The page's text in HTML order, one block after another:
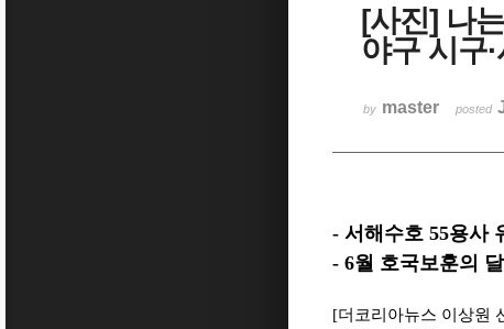
[사진] 나
야구 시구
by master posted
- 서해수호 55용사
- 6월 호국보훈의
[더코리아뉴스 이상원
Sketchbook5, 스케치북5